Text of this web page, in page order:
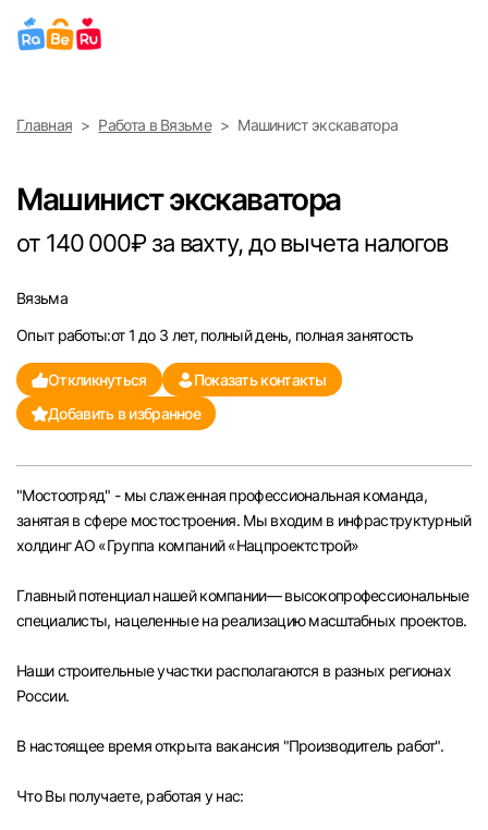
Выберите город
Санкт-Петербург
Ижевск
Екатеринбург
Саратов
Казань
Челябинск
Самара
Оренбург
Волгоград
Ульяновск
Главная Работа в Вязьме Машинист экскаватора
Машинист экскаватора
от 140 000₽ за вахту, до вычета налогов
Вязьма
Опыт работы:от 1 до 3 лет, полный день, полная занятость
Откликнуться
Показать контакты
Добавить в избранное
"Мостоотряд" - мы слаженная профессиональная команда,
занятая в сфере мостостроения. Мы входим в инфраструктурный
холдинг АО «Группа компаний «Нацпроектстрой»
Главный потенциал нашей компании— высокопрофессиональные
специалисты, нацеленные на реализацию масштабных проектов.
Наши строительные участки располагаются в разных регионах
России.
В настоящее время открыта вакансия "Производитель работ".
Что Вы получаете, работая у нас: